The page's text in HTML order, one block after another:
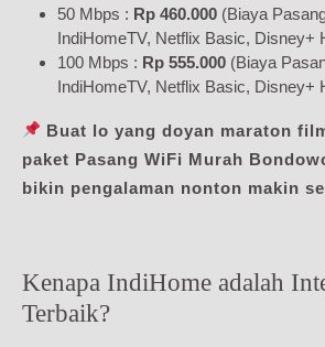
50 Mbps : Rp 460.000 (Biaya
IndiHomeTV, Netflix Basic, Disney+
100 Mbps : Rp 555.000 (Biaya
IndiHomeTV, Netflix Basic, Disney+
Buat lo yang doyan maraton
paket Pasang WiFi Murah
bikin pengalaman nonton makin
Kenapa IndiHome adalah
Terbaik?